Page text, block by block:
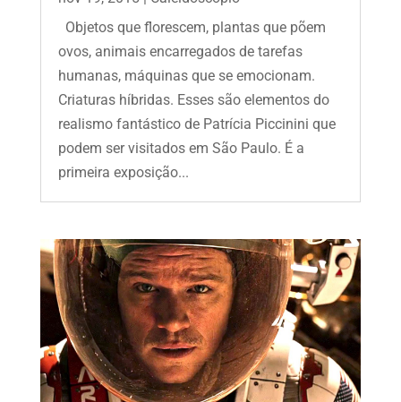
Objetos que florescem, plantas que põem
ovos, animais encarregados de tarefas
humanas, máquinas que se emocionam.
Criaturas híbridas. Esses são elementos do
realismo fantástico de Patrícia Piccinini que
podem ser visitados em São Paulo. É a
primeira exposição...